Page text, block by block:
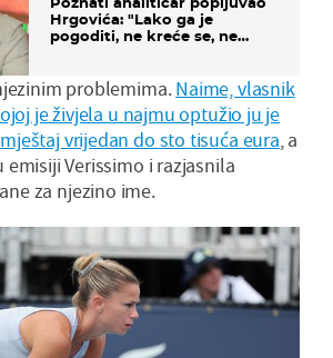
Hrgovića: "Lako ga je
pogoditi, ne kreće se, ne
problemima.Naime, vlasnik
je živjela u najmu optužio ju je
vrijedan do sto tisuća eura, a
emisiji Verissimo i razjasnila
za njezino ime.